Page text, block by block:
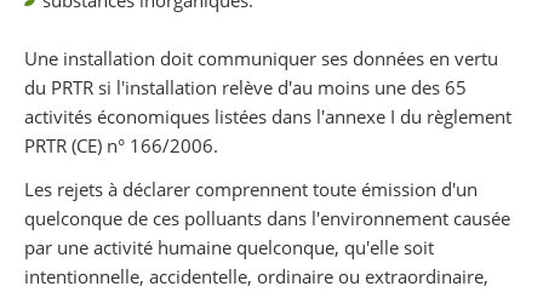
Une installation doit communiquer ses données en vertu
du PRTR si l'installation relève d'au moins une des 65
activités économiques listées dans l'annexe I du règlement
PRTR (CE) n° 166/2006.
Les rejets à déclarer comprennent toute émission d'un
quelconque de ces polluants dans l'environnement causée
par une activité humaine quelconque, qu'elle soit
intentionnelle, accidentelle, ordinaire ou extraordinaire,